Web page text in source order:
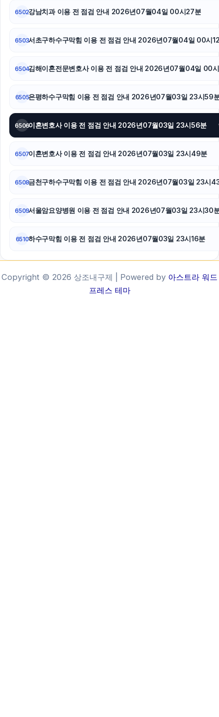
용인하수구막힘
6502강남치과 이용 전 점검 안내 2026년07월04일 00시27분
6503서초구하수구막힘 이용 전 점검 안내 2026년07월04일 00시
6504김해이혼전문변호사 이용 전 점검 안내 2026년07월04일 00
6505은평하수구막힘 이용 전 점검 안내 2026년07월03일 23시59
6506이혼변호사 이용 전 점검 안내 2026년07월03일 23시56분
6507이혼변호사 이용 전 점검 안내 2026년07월03일 23시49분
6508금천구하수구막힘 이용 전 점검 안내 2026년07월03일 23시
6509서울암요양병원 이용 전 점검 안내 2026년07월03일 23시30
6510하수구막힘 이용 전 점검 안내 2026년07월03일 23시16분
Copyright © 2026 상조내구제 | Powered by 아스트라 워드
프레스 테마